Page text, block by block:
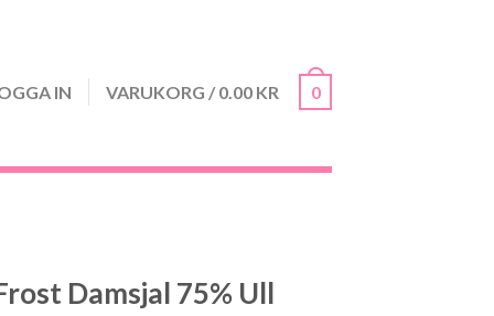
IN VARUKORG / 0.00 KR 0
Damsjal 75% Ull